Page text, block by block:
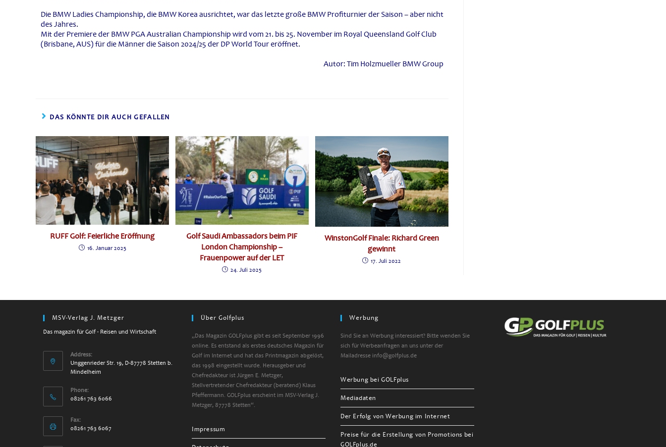
Die BMW Ladies Championship, die BMW Korea ausrichtet, war das letzte große BMW Profiturnier der Saison – aber nicht
des Jahres.
Mit der Premiere der BMW PGA Australian Championship wird vom 21. bis 25. November im Royal Queensland Golf Club
(Brisbane, AUS) für die Männer die Saison 2024/25 der DP World Tour eröffnet.
Autor: Tim Holzmueller BMW Group
DAS KÖNNTE DIR AUCH GEFALLEN
RUFF Golf: Feierliche Eröffnung
16. Januar 2025
Golf Saudi Ambassadors beim PIF
London Championship –
Frauenpower auf der LET
24. Juli 2025
WinstonGolf Finale: Richard Green
gewinnt
17. Juli 2022
MSV-Verlag J. Metzger
Das magazin für Golf - Reisen und Wirtschaft
Address:
Unggenrieder Str. 19, D-87778 Stetten b.
Mindelheim
Phone:
08261 763 6066
Fax:
08261 763 6067
Über Golfplus
„Das Magazin GOLFplus gibt es seit September 1996
online. Es entstand als erstes deutsches Magazin für
Golf im Internet und hat das Printmagazin abgelöst,
das 1998 eingestellt wurde. Herausgeber und
Chefredakteur ist Jürgen E. Metzger,
Stellvertretender Chefredakteur (beratend) Klaus
Pfeffermann. GOLFplus erscheint im MSV-Verlag J.
Metzger, 87778 Stetten“.
Impressum
Werbung
Sind Sie an Werbung interessiert? Bitte wenden Sie
sich für Werbeanfragen an uns unter der
Mailadresse info@golfplus.de
Werbung bei GOLFplus
Mediadaten
Der Erfolg von Werbung im Internet
Preise für die Erstellung von Promotions bei
GOLFplus.de